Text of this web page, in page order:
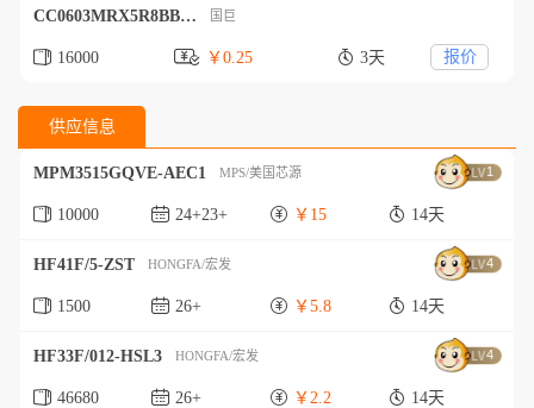
CC0603MRX5R8BB106 国巨
16000 ￥0.25 3天 报价
供应信息
MPM3515GQVE-AEC1 MPS/美国芯源 1
10000 24+23+ ￥15 14天
HF41F/5-ZST HONGFA/宏发 4
1500 26+ ￥5.8 14天
HF33F/012-HSL3 HONGFA/宏发 4
46680 26+ ￥2.2 14天